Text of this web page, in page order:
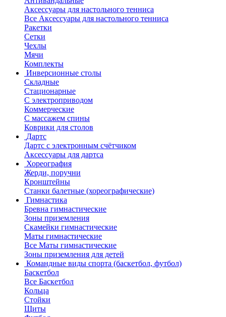
Аксессуары для настольного тенниса
Все Аксессуары для настольного тенниса
Ракетки
Сетки
Чехлы
Мячи
Комплекты
Инверсионные столы
Складные
Стационарные
С электроприводом
Коммерческие
С массажем спины
Коврики для столов
Дартс
Дартс с электронным счётчиком
Аксессуары для дартса
Хореография
Жерди, поручни
Кронштейны
Станки балетные (хореографические)
Гимнастика
Бревна гимнастические
Зоны приземления
Скамейки гимнастические
Маты гимнастические
Все Маты гимнастические
Зоны приземления для детей
Командные виды спорта (баскетбол, футбол)
Баскетбол
Все Баскетбол
Кольца
Стойки
Щиты